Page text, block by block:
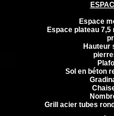
Espace
Espace plateau
Hauteur
Sol en béton
Grill acier tubes